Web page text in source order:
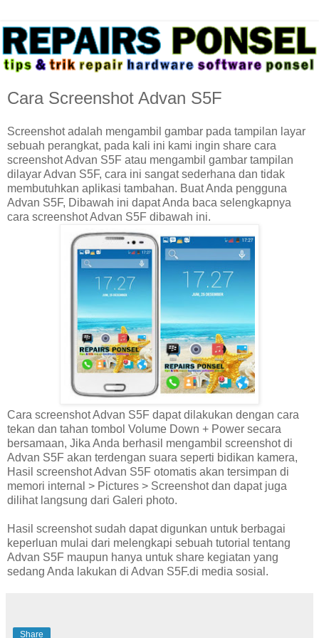
Cara Screenshot Advan S5F
Screenshot adalah mengambil gambar pada tampilan layar
sebuah perangkat, pada kali ini kami ingin share cara
screenshot Advan S5F atau mengambil gambar tampilan
dilayar Advan S5F, cara ini sangat sederhana dan tidak
membutuhkan aplikasi tambahan. Buat Anda pengguna
Advan S5F, Dibawah ini dapat Anda baca selengkapnya
cara screenshot Advan S5F dibawah ini.
Cara screenshot Advan S5F dapat dilakukan dengan cara
tekan dan tahan tombol Volume Down + Power secara
bersamaan, Jika Anda berhasil mengambil screenshot di
Advan S5F akan terdengan suara seperti bidikan kamera,
Hasil screenshot Advan S5F otomatis akan tersimpan di
memori internal > Pictures > Screenshot dan dapat juga
dilihat langsung dari Galeri photo.
Hasil screenshot sudah dapat digunkan untuk berbagai
keperluan mulai dari melengkapi sebuah tutorial tentang
Advan S5F maupun hanya untuk share kegiatan yang
sedang Anda lakukan di Advan S5F.di media sosial.
Share